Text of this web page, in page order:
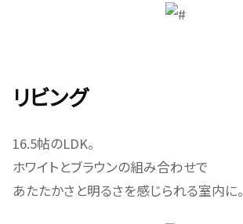
リビング
16.5帖のLDK。
ホワイトとブラウンの組み合わせで
あたたかさと明るさを感じられる室内に。